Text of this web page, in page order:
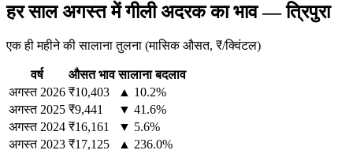
हर साल अगस्त में गीली अदरक का भाव — त्रिपुरा
एक ही महीने की सालाना तुलना (मासिक औसत, ₹/क्विंटल)
वर्ष औसत भाव सालाना बदलाव
अगस्त 2026 ₹10,403
▲ 10.2%
अगस्त 2025 ₹9,441
▼ 41.6%
अगस्त 2024 ₹16,161
▼ 5.6%
अगस्त 2023 ₹17,125
▲ 236.0%